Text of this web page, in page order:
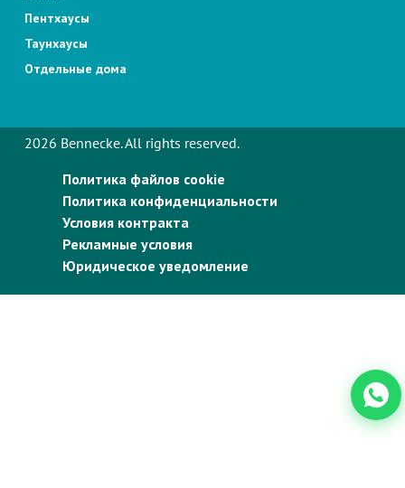
Пентхаусы
Таунхаусы
Отдельные дома
2026 Bennecke. All rights reserved.
Политика файлов cookie
Политика конфиденциальности
Условия контракта
Рекламные условия
Юридическое уведомление